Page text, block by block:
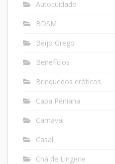
Autocuidado
BDSM
Beijo Grego
Benefícios
Brinquedos eróticos
Capa Peniana
Carnaval
Casal
Chá de Lingerie